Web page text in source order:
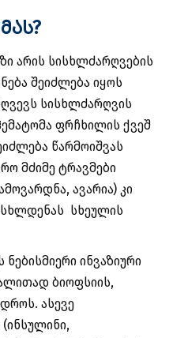
არის სისხლძარღვების
შეიძლება იყოს
სისხლძარღვის
ფრჩხილის ქვეშ
წარმოიშვას
მძიმე ტრავმები
ავარია) კი
სხეულის
ინვაზიური
ბიოფსიის,
ასევე
(ინსულინი,